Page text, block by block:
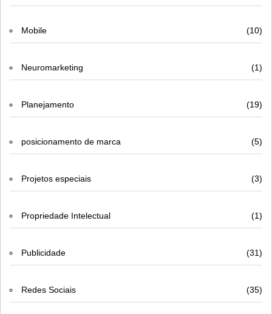
Mobile (10)
Neuromarketing (1)
Planejamento (19)
posicionamento de marca (5)
Projetos especiais (3)
Propriedade Intelectual (1)
Publicidade (31)
Redes Sociais (35)